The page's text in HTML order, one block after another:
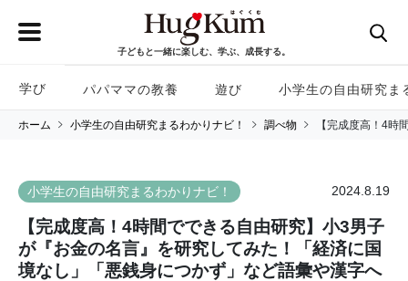
子どもと一緒に楽しむ、学ぶ、成長する。
学び パパママの教養 遊び 小学生の自由研究ま
ホーム 小学生の自由研究まるわかりナビ！ 調べ物 【完成度高！4
小学生の自由研究まるわかりナビ！ 2024.8.19
【完成度高！4時間でできる自由研究】小3男子
が『お金の名言』を研究してみた！「経済に国
境なし」「悪銭身につかず」など語彙や漢字へ